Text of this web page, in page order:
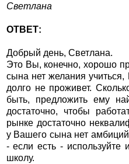
Светлана
ОТВЕТ:
Добрый день, Светлана.
Это Вы, конечно, хорошо
сына нет желания
долго не проживет.
быть, предложить ему
достаточно, чтобы
рынке достаточно
у Вашего сына нет
- если есть - используйте
школу.